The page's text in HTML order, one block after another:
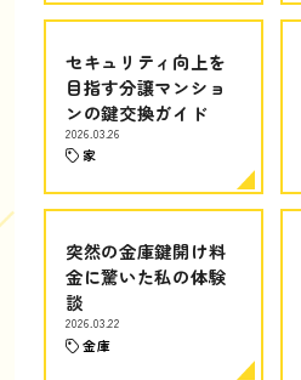
セキュリティ向上を
目指す分譲マンショ
ンの鍵交換ガイド
2026.03.26
家
突然の金庫鍵開け料
金に驚いた私の体験
談
2026.03.22
金庫